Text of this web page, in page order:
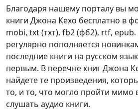
Благодаря нашему порталу вы
книги Джона Кехо бесплатно в
mobi, txt (тхт), fb2 (фб2), rtf,
регулярно пополняется
последние книги на русском
первым. В перечне книг Джона
найдете те произведения,
то, и то, что могло пройти мимо
слушать аудио книги.